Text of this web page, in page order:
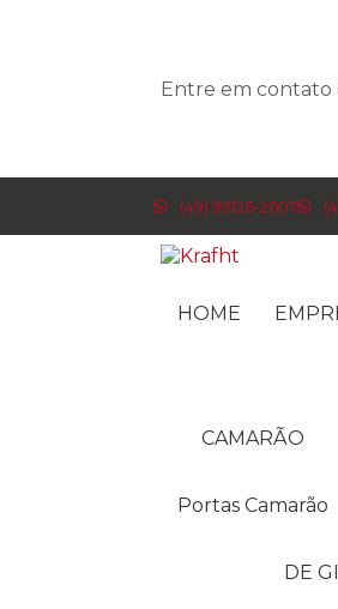
Entre em contato
(49) 99126-2607
HOME
CAMARÃO
Portas Camarão
DE